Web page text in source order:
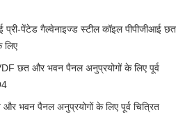
प्री-पेंटेड गैल्वेनाइज्ड स्टील कॉइल पीपीजीआई छत
लिए
छत और भवन पैनल अनुप्रयोगों के लिए पूर्व
भवन पैनल अनुप्रयोगों के लिए पूर्व चित्रित